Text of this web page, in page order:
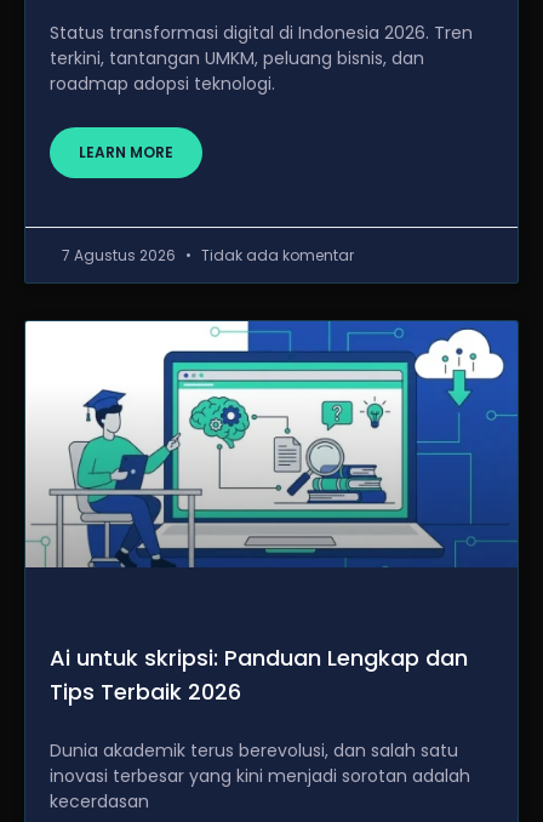
Status transformasi digital di Indonesia 2026. Tren
terkini, tantangan UMKM, peluang bisnis, dan
roadmap adopsi teknologi.
LEARN MORE
7 Agustus 2026 Tidak ada komentar
Ai untuk skripsi: Panduan Lengkap dan
Tips Terbaik 2026
Dunia akademik terus berevolusi, dan salah satu
inovasi terbesar yang kini menjadi sorotan adalah
kecerdasan